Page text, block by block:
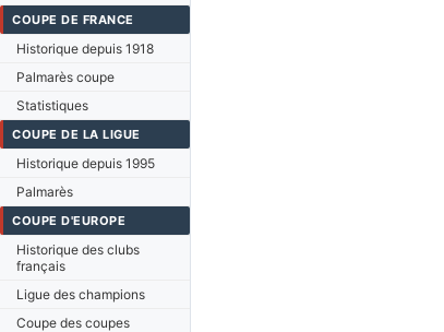
COUPE DE FRANCE
Historique depuis 1918
Palmarès coupe
Statistiques
COUPE DE LA LIGUE
Historique depuis 1995
Palmarès
COUPE D'EUROPE
Historique des clubs
français
Ligue des champions
Coupe des coupes